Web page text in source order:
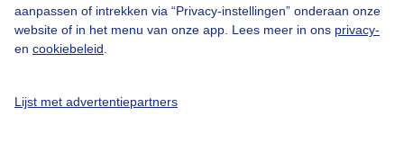
aanpassen of intrekken via “Privacy-instellingen” onderaan onze
website of in het menu van onze app. Lees meer in ons privacy-
en cookiebeleid
Lijst met advertentiepartners
Buienradar Team
Privacy beleid
Privacy instellingen